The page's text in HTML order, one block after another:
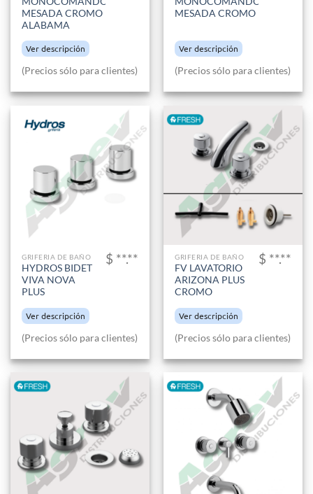
MESADA CROMO
ALABAMA
Ver descripción
(Precios sólo para clientes)
MESADA CROMO
Ver descripción
(Precios sólo para clientes)
GRIFERIA DE BAÑO
HYDROS BIDET
VIVA NOVA
PLUS
Ver descripción
$ **.**
(Precios sólo para clientes)
GRIFERIA DE BAÑO
FV LAVATORIO
ARIZONA PLUS
CROMO
Ver descripción
$ **.**
(Precios sólo para clientes)